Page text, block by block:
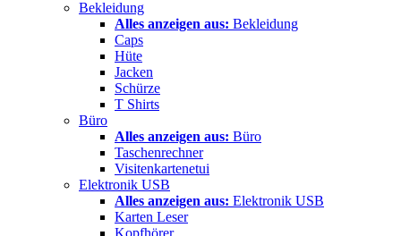
Bekleidung
Alles anzeigen aus: Bekleidung
Caps
Hüte
Jacken
Schürze
T Shirts
Büro
Alles anzeigen aus: Büro
Taschenrechner
Visitenkartenetui
Elektronik USB
Alles anzeigen aus: Elektronik USB
Karten Leser
Kopfhörer